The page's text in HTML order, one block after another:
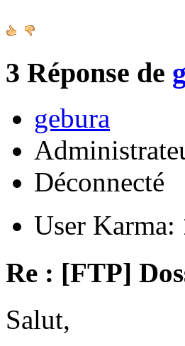
3 Réponse de
gebura
Déconnecté
User Karma:
Re : [FTP]
Salut,